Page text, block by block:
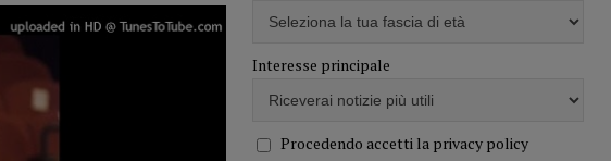
Interesse principale
Procedendo accetti la privacy policy